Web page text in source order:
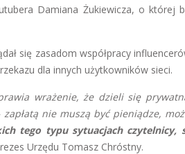
Damiana Żukiewicza, o której
się zasadom współpracy
dla innych użytkowników sieci.
wrażenie, że dzieli się
nie muszą być pieniądze,
tego typu sytuacjach czytelnicy,
Urzędu Tomasz Chróstny.